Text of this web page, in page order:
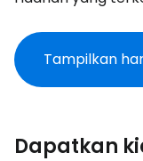
Tampilkan
Dapatkan